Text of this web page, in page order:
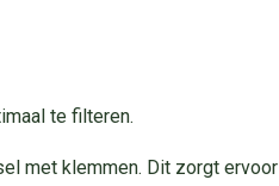
te filteren.
met klemmen. Dit zorgt ervoor